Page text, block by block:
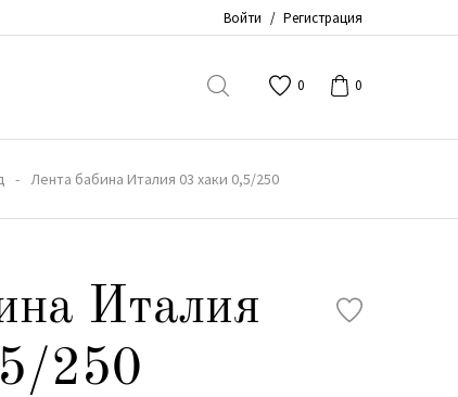
Войти / Регистрация
0 0
Лента бабина Италия 03 хаки 0,5/250
Италия
250